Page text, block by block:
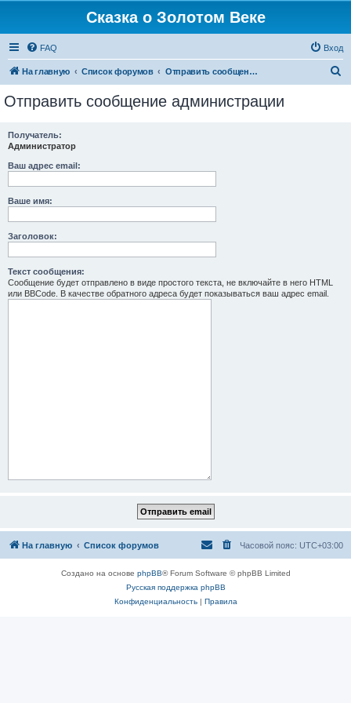
Сказка о Золотом Веке
FAQ Вход
На главную Список форумов Отправить сообщение администрации
Отправить сообщение администрации
Получатель:
Администратор
Ваш адрес email:
Ваше имя:
Заголовок:
Текст сообщения:
Сообщение будет отправлено в виде простого текста, не включайте в него HTML
или BBCode. В качестве обратного адреса будет показываться ваш адрес email.
На главную Список форумов Часовой пояс: UTC+03:00
Создано на основе phpBB® Forum Software © phpBB Limited
Русская поддержка phpBB
Конфиденциальность| Правила